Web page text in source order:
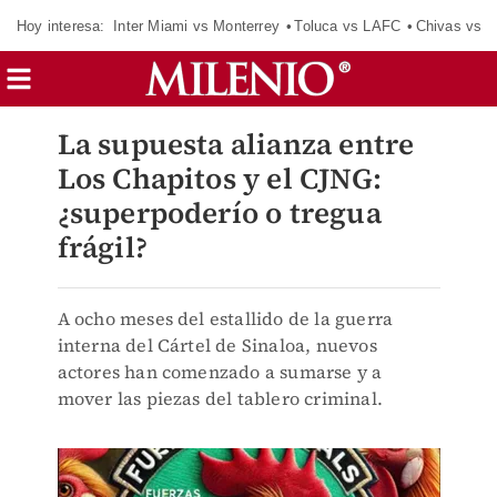
Hoy interesa: Inter Miami vs Monterrey Toluca vs LAFC Chivas vs
La supuesta alianza entre
Los Chapitos y el CJNG:
¿superpoderío o tregua
frágil?
A ocho meses del estallido de la guerra
interna del Cártel de Sinaloa, nuevos
actores han comenzado a sumarse y a
mover las piezas del tablero criminal.